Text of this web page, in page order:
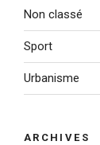
Non classé
Sport
Urbanisme
ARCHIVES